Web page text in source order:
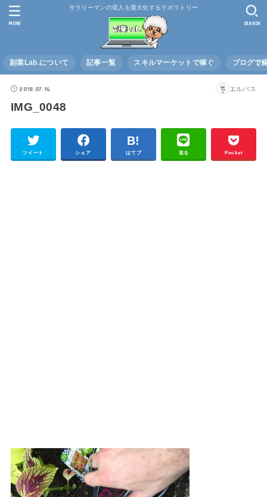
サラリーマンの収入を最大化するラボラトリー
副業Lab.について 記事一覧 スキルマーケットで稼ぐ ブログで
SEARCH
MENU
2018.07.16 エルバス
IMG_0048
ツイート シェア はてブ 送る Pocket